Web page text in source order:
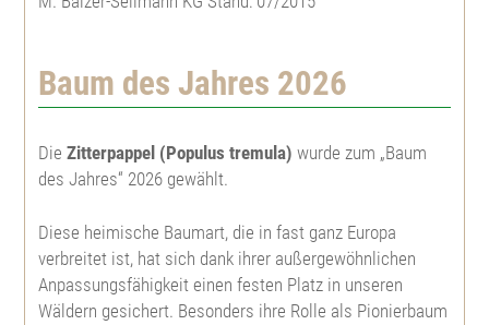
Baum des Jahres 2026
Die Zitterpappel (Populus tremula) wurde zum „Baum
des Jahres“ 2026 gewählt.
Diese heimische Baumart, die in fast ganz Europa
verbreitet ist, hat sich dank ihrer außergewöhnlichen
Anpassungsfähigkeit einen festen Platz in unseren
Wäldern gesichert. Besonders ihre Rolle als Pionierbaum